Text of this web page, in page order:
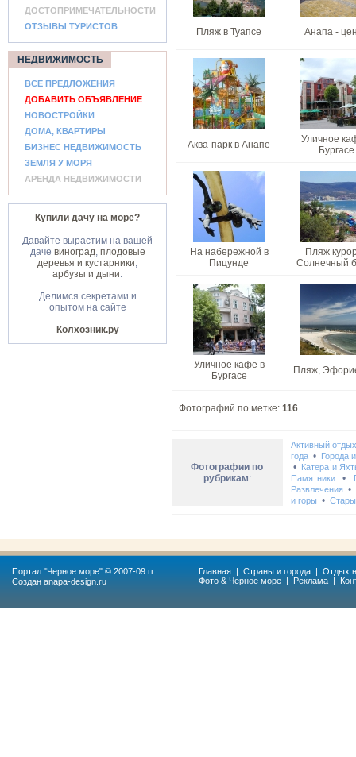
ДОСТОПРИМЕЧАТЕЛЬНОСТИ
ОТЗЫВЫ ТУРИСТОВ
НЕДВИЖИМОСТЬ
ВСЕ ПРЕДЛОЖЕНИЯ
ДОБАВИТЬ ОБЪЯВЛЕНИЕ
НОВОСТРОЙКИ
ДОМА, КВАРТИРЫ
БИЗНЕС НЕДВИЖИМОСТЬ
ЗЕМЛЯ У МОРЯ
АРЕНДА НЕДВИЖИМОСТИ
Купили дачу на море?
Давайте вырастим на вашей
даче виноград, плодовые
деревья и кустарники,
арбузы и дыни.
Делимся секретами и
опытом на сайте
Колхозник.ру
Пляж в Туапсе Анапа -
Аква-парк в Анапе
Уличное
Бургасе
На набережной в
Пицунде
Пляж
Солнечный
Уличное кафе в
Бургасе
Пляж,
Фотографий по метке: 116
Фотографии по
рубрикам:
Активный отдых
года• Города
• Катера и
Памятники•
Развлечения•
и горы •
Портал "Черное море" © 2007-09 гг.
Создан anapa-design.ru
Главная | Страны и города | Отдых
Фото & Черное море | Реклама |